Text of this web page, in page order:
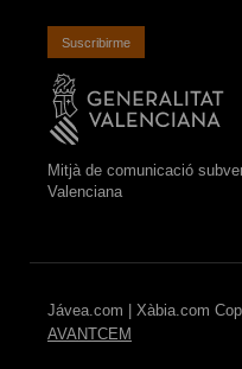
Suscribirme
Mitjà de comunicació
Valenciana
Jávea.com | Xàbia.com
AVANTCEM